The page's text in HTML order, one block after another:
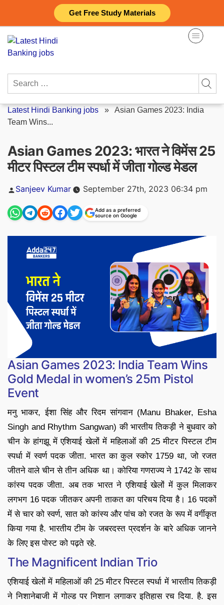
Get Free Study Materials
content
Search
Latest Hindi Banking jobs » Asian Games 2023: India
Team Wins...
Asian Games 2023: भारत ने विमेंस 25
मीटर पिस्टल टीम स्पर्धा में जीता गोल्ड मेडल
Posted
Sanjeev Kumar September 27th, 2023 06:34 pm
Add as a preferred
source on Google
Asian Games 2023: India Team Wins
Gold Medal in women’s 25m Pistol
Event
मनु भाकर, ईशा सिंह और रिदम सांगवान (Manu Bhaker, Esha
Singh and Rhythm Sangwan) की भारतीय तिकड़ी ने बुधवार को
चीन के हांगझू में एशियाई खेलों में महिलाओं की 25 मीटर पिस्टल टीम
स्पर्धा में स्वर्ण पदक जीता. भारत का कुल स्कोर 1759 था, जो रजत
जीतने वाले चीन से तीन अधिक था। कोरिया गणराज्य ने 1742 के साथ
कांस्य पदक जीता. अब तक भारत ने एशियाई खेलों में कुल मिलाकर
लगभग 16 पदक जीतकर अपनी ताकत का परिचय दिया है। 16 पदकों
में से चार को स्वर्ण, सात को कांस्य और पांच को रजत के रूप में वर्गीकृत
किया गया है. भारतीय टीम के जबरदस्त प्रदर्शन के बारे अधिक जानने
के लिए इस पोस्ट को पढ़ते रहे.
The Magnificent Indian Trio
एशियाई खेलों में महिलाओं की 25 मीटर पिस्टल स्पर्धा में भारतीय तिकड़ी
ने निशानेबाजी में गोल्ड पर निशान लगाकर इतिहास रच दिया. है. इस